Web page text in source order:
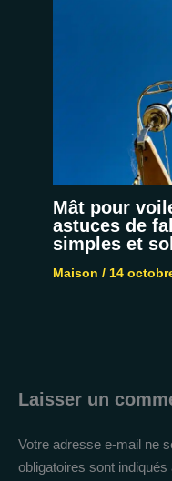
Mât pour
astuces de
simples et
Maison / 14
Laisser un
Votre adresse e-mail ne
obligatoires sont indiqués